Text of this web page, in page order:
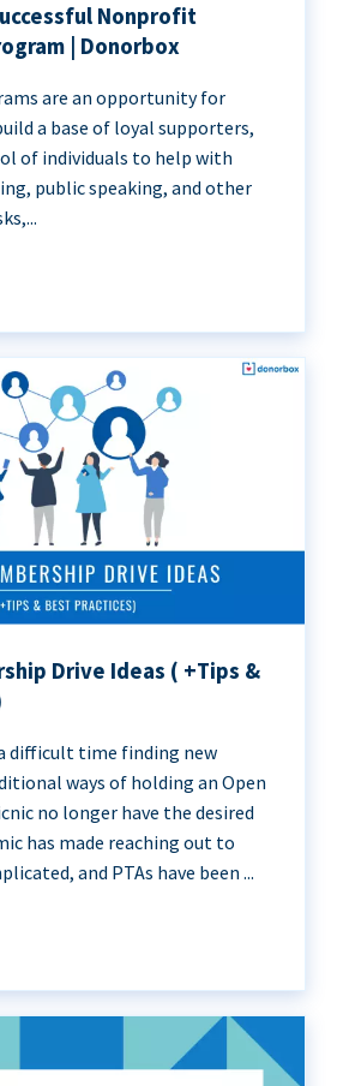
Nonprofit
| Donorbox
are an opportunity for
a base of loyal supporters,
of individuals to help with
public speaking, and other
Drive Ideas ( +Tips &
difficult time finding new
ways of holding an Open
no longer have the desired
has made reaching out to
and PTAs have been ...